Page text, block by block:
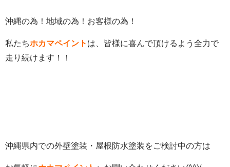
沖縄の為！地域の為！お客様の為！
私たちホカマペイント は、皆様に喜んで頂けるよう全力で
走り続けます！！
沖縄県内での外壁塗装・屋根防水塗装をご検討中の方は